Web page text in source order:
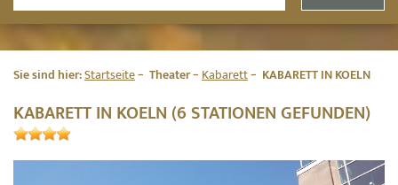
Sie sind hier:Startseite Theater Kabarett KABARETT IN KOELN
KABARETT IN KOELN (6 STATIONEN GEFUNDEN)